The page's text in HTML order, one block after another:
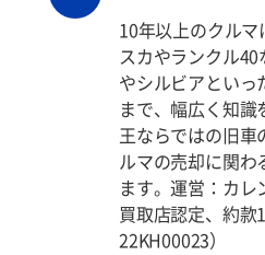
10年以上のクル
スカやランクル
やシルビアといっ
まで、幅広く知
王ならではの旧車
ルマの売却に関わ
ます。運営：カ
買取店認定、約
22KH00023）